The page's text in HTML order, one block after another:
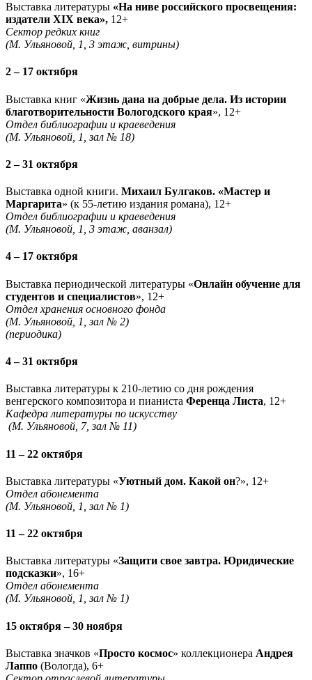
Выставка литературы «На ниве российского просвещения:
издатели XIX века», 12+
Сектор редких книг
(М. Ульяновой, 1, 3 этаж, витрины)
2 – 17 октября
Выставка книг «Жизнь дана на добрые дела. Из истории
благотворительности Вологодского края», 12+
Отдел библиографии и краеведения
(М. Ульяновой, 1, зал № 18)
2 – 31 октября
Выставка одной книги. Михаил Булгаков. «Мастер и
Маргарита» (к 55-летию издания романа), 12+
Отдел библиографии и краеведения
(М. Ульяновой, 1, 3 этаж, аванзал)
4 – 17 октября
Выставка периодической литературы «Онлайн обучение для
студентов и специалистов», 12+
Отдел хранения основного фонда
(М. Ульяновой, 1, зал № 2)
(периодика)
4 – 31 октября
Выставка литературы к 210-летию со дня рождения
венгерского композитора и пианиста Ференца Листа, 12+
Кафедра литературы по искусству
(М. Ульяновой, 7, зал № 11)
11 – 22 октября
Выставка литературы «Уютный дом. Какой он?», 12+
Отдел абонемента
(М. Ульяновой, 1, зал № 1)
11 – 22 октября
Выставка литературы «Защити свое завтра. Юридические
подсказки», 16+
Отдел абонемента
(М. Ульяновой, 1, зал № 1)
15 октября – 30 ноября
Выставка значков «Просто космос» коллекционера Андрея
Лаппо (Вологда), 6+